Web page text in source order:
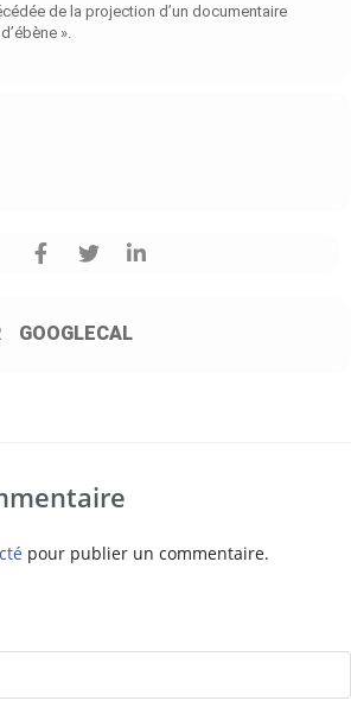
de la projection d’un documentaire
».
GOOGLECAL
pour publier un commentaire.